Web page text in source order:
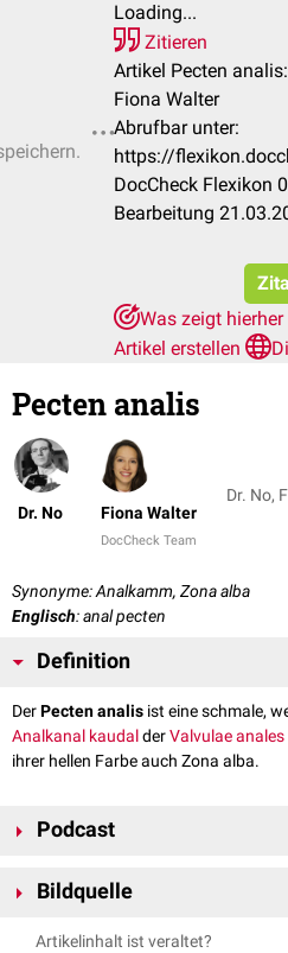
Loading...
Zitieren
Artikel Pecten analis:
Fiona Walter
Abrufbar unter:
https://
DocCheck Flexikon
Bearbeitung
Was zeigt hierher
Artikel erstellen
Pecten analis
Dr. No Fiona Walter
DocCheck Team
Dr. No,
Synonyme: Analkamm, Zona alba
Englisch: anal pecten
Definition
DerPecten analis ist eine schmale,
Analkanal kaudalderValvulae anales
ihrer hellen Farbe auch Zona alba.
Podcast
Bildquelle
Bildquelle für Podcast: © Jacob
Artikelinhalt ist veraltet?